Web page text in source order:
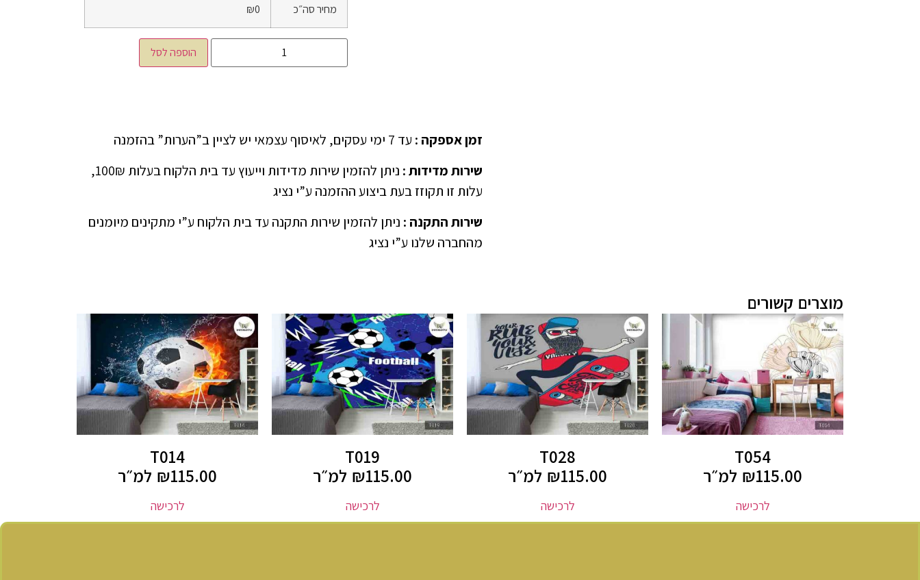
מחיר סה״כ ₪0
הוספה לסל
זמן אספקה : עד 7 ימי עסקים, לאיסוף עצמאי יש לציין ב”הערות” בהזמנה
שירות מדידות:
ניתן להזמין שירות מדידות וייעוץ עד בית הלקוח בעלות 100₪,
עלות זו תקוזז בעת ביצוע ההזמנה ע”י נציג
שירות התקנה : ניתן להזמין שירות התקנה עד בית הלקוח ע”י מתקינים מיומנים
מהחברה שלנו ע”י נציג
מוצרים קשורים
T054
₪115.00 למ״ר
לרכישה
T028
₪115.00 למ״ר
לרכישה
T019
₪115.00 למ״ר
לרכישה
T014
₪115.00 למ״ר
לרכישה